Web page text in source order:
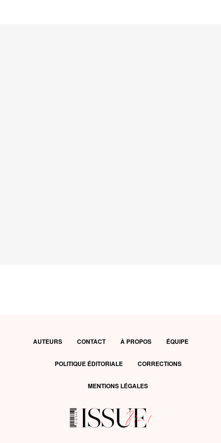
AUTEURS CONTACT À PROPOS ÉQUIPE
POLITIQUE ÉDITORIALE CORRECTIONS
MENTIONS LÉGALES